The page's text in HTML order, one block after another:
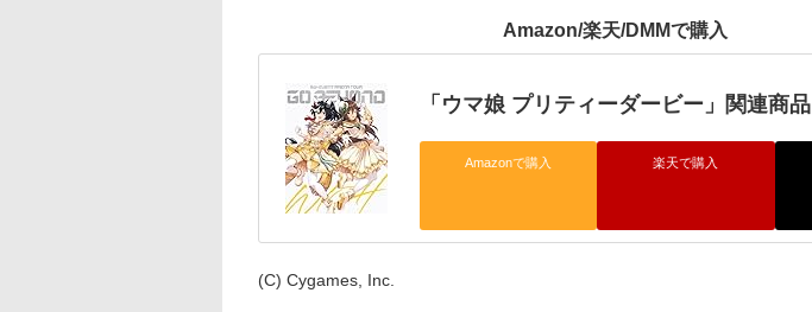
Amazon/楽天/DMMで購入
「ウマ娘 プリティーダービー」関連商品
Amazonで購入 楽天で購入
(C) Cygames, Inc.